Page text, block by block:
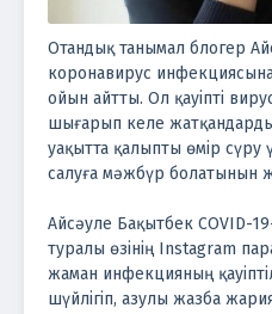
Отандық танымал блогер
коронавирус
ойын айтты. Ол қауіпті
шығарып келе
уақытта қалыпты өмір сүру
салуға мәжбүр болатынын
Айсәуле Бақытбек COVID-
туралы өзінің Instagram
жаман инфекцияның
шүйлігіп, азулы жазба